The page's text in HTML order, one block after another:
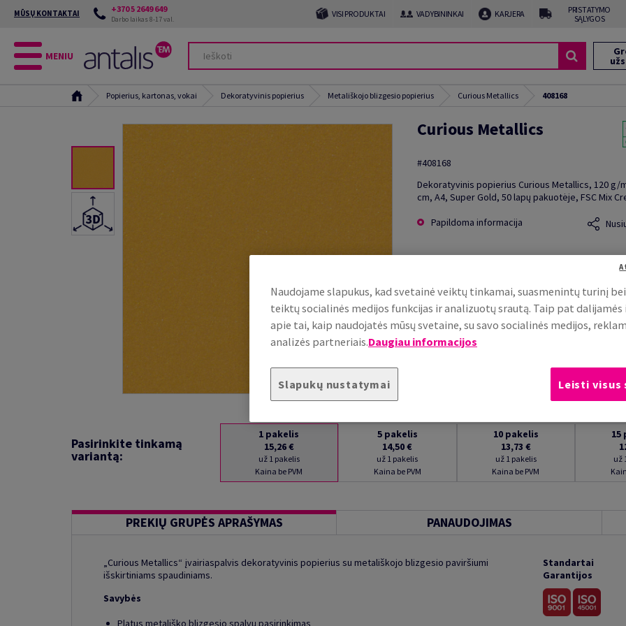
MŪSŲ KONTAKTAI +370 5 2649 649
Darbo laikas 8-17 val. VISI PRODUKTAI VADYBININKAI KARJERA
PRISTATYMO
SĄLYGOS
MENIU
Popierius, kartonas, vokai Dekoratyvinis popierius Metališkojo blizgesio popierius Curious Metallics 408168
Curious Metallics
#408168
Dekoratyvinis popierius Curious Metallics, 120 g/
cm, A4, Super Gold, 50 lapų pakuotėje, FSC Mix
Papildoma informacija
Pasirinkite tinkamą
variantą:
1 pakelis
15,26 €
už 1 pakelis
Kaina be PVM
5 pakelis
14,50 €
už 1 pakelis
Kaina be PVM
10 pakelis
13,73 €
už 1 pakelis
Kaina be PVM
15
už
PREKIŲ GRUPĖS APRAŠYMAS PANAUDOJIMAS
„Curious Metallics“ įvairiaspalvis dekoratyvinis popierius su metališkojo blizgesio paviršiumi
išskirtiniams spaudiniams.
Savybės
Platus metališko blizgesio spalvų pasirinkimas
Standartai
Garantijos
Naudojame slapukus, kad svetainė veiktų tinkamai, suasmenintų turinį
teiktų socialinės medijos funkcijas ir analizuotų srautą. Taip pat
apie tai, kaip naudojatės mūsų svetaine, su savo socialinės medijos,
analizės partneriais.Daugiau informacijos
Slapukų nustatymai Leisti visus